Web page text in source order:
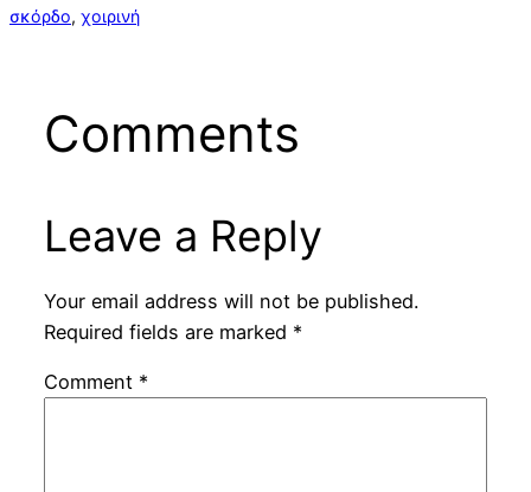
σκόρδο, χοιρινή
Comments
Leave a Reply
Your email address will not be published.
Required fields are marked *
Comment *